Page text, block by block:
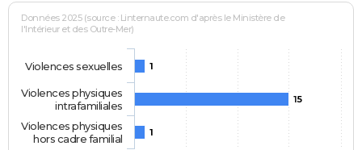
Données 2025 (source : Linternaute.com d'après le Ministère de
l'Intérieur et des Outre-Mer)
1
15
1
Violences sexuelles
Violences physiques
intrafamiliales
Violences physiques
hors cadre familial